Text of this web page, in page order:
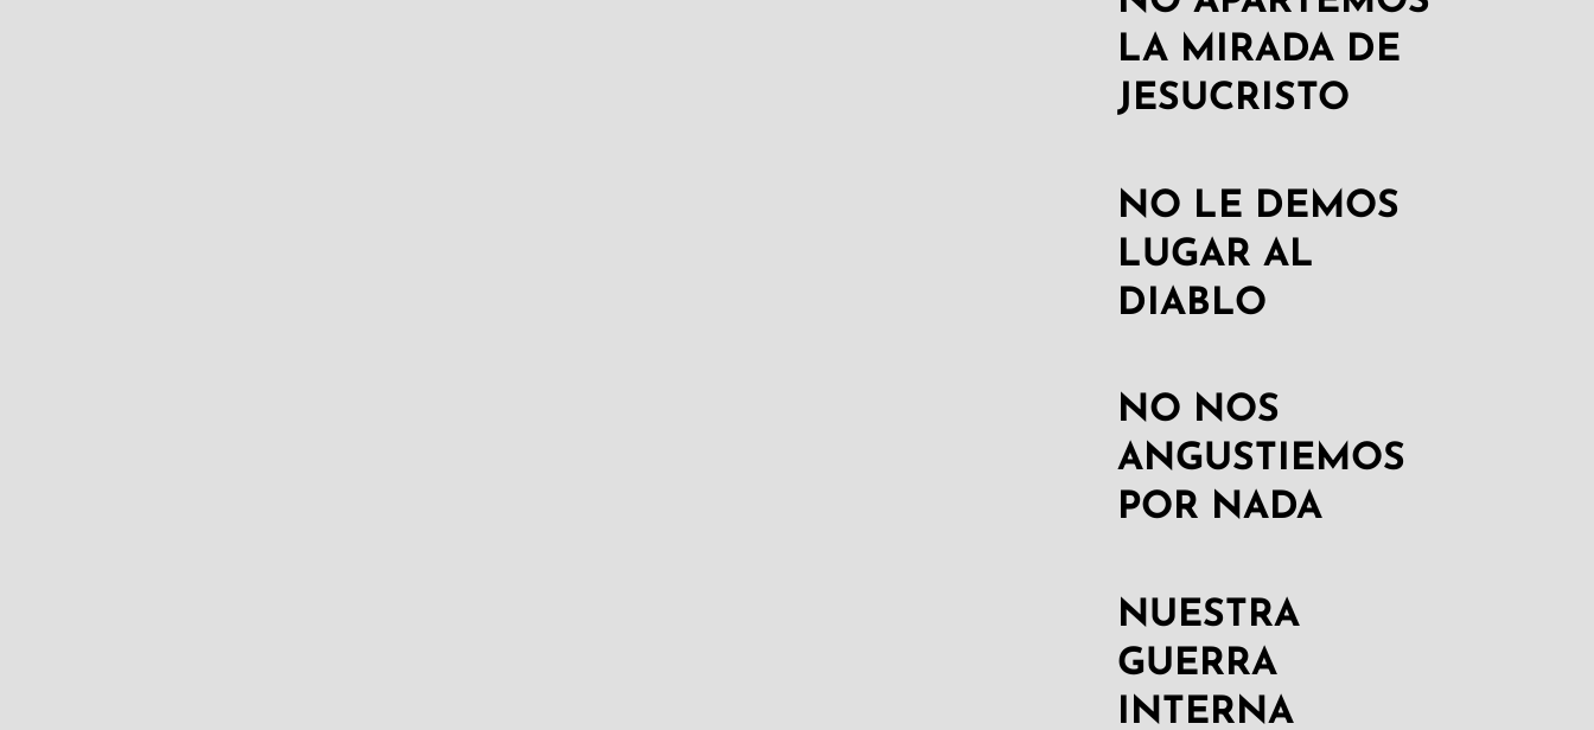
LA MIRADA DE
JESUCRISTO
NO LE DEMOS
LUGAR AL
DIABLO
NO NOS
ANGUSTIEMOS
POR NADA
NUESTRA
GUERRA
INTERNA